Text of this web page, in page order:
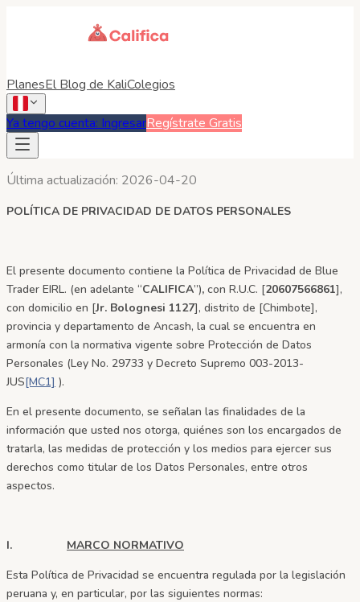
PlanesEl Blog de KaliColegios
Ya tengo cuenta: IngresarRegístrate Gratis
Última actualización: 2026-04-20
POLÍTICA DE PRIVACIDAD DE DATOS PERSONALES
El presente documento contiene la Política de Privacidad de Blue
Trader EIRL. (en adelante “CALIFICA”), con R.U.C. [20607566861],
con domicilio en [Jr. Bolognesi 1127], distrito de [Chimbote],
provincia y departamento de Ancash, la cual se encuentra en
armonía con la normativa vigente sobre Protección de Datos
Personales (Ley No. 29733 y Decreto Supremo 003-2013-
JUS[MC1] ).
En el presente documento, se señalan las finalidades de la
información que usted nos otorga, quiénes son los encargados de
tratarla, las medidas de protección y los medios para ejercer sus
derechos como titular de los Datos Personales, entre otros
aspectos.
I. MARCO NORMATIVO
Esta Política de Privacidad se encuentra regulada por la legislación
peruana y, en particular, por las siguientes normas: